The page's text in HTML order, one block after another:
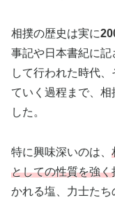
相撲の歴史は実に
事記や日本書紀に記
して行われた時代
ていく過程まで、
した。
特に興味深いのは、
としての性質を強く
かれる塩、力士た